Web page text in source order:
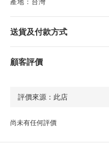
送貨及付款方式
顧客評價
尚未有任何評價